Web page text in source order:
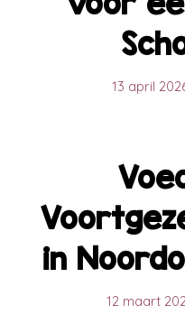
13 april
in
12 maart